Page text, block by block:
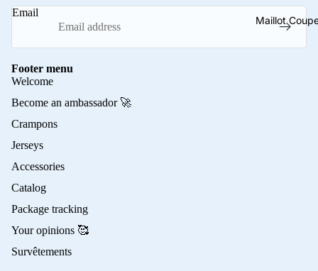
Maillot
Email
Footer menu
Welcome
Become an ambassador 🚀
Crampons
Jerseys
Accessories
Catalog
Package tracking
Your opinions 🥰
Survêtements